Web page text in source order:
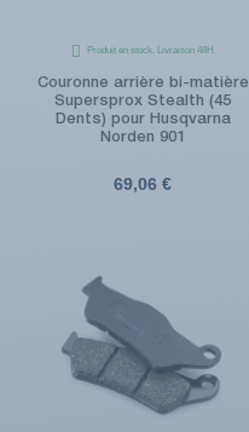
Produit en stock. Livraison 48H
Couronne arrière bi-matière
Supersprox Stealth (45
Dents) pour Husqvarna
Norden 901
69,06 €